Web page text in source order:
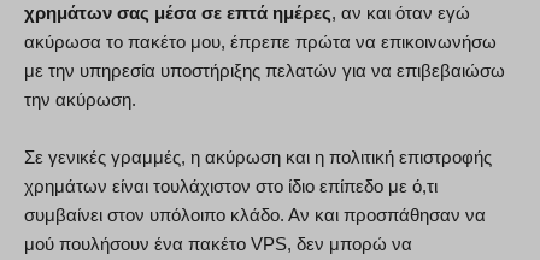
χρημάτων σας μέσα σε επτά ημέρες, αν και όταν εγώ
ακύρωσα το πακέτο μου, έπρεπε πρώτα να επικοινωνήσω
με την υπηρεσία υποστήριξης πελατών για να επιβεβαιώσω
την ακύρωση.
Σε γενικές γραμμές, η ακύρωση και η πολιτική επιστροφής
χρημάτων είναι τουλάχιστον στο ίδιο επίπεδο με ό,τι
συμβαίνει στον υπόλοιπο κλάδο. Αν και προσπάθησαν να
μού πουλήσουν ένα πακέτο VPS, δεν μπορώ να